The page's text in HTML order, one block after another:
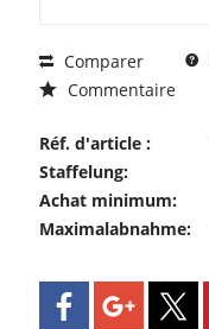
Comparer
Commentaire
Réf. d'article :
Staffelung:
Achat minimum:
Maximalabnahme: